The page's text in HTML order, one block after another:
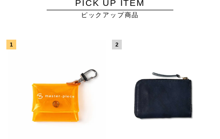
PICK UP ITEM
ピックアップ商品